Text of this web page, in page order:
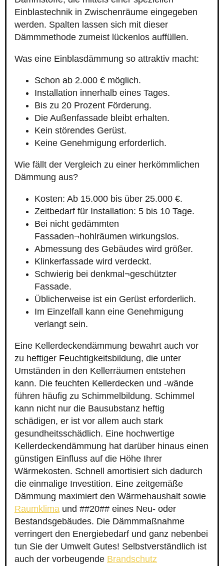
Einblastechnik in Zwischenräume eingegeben
werden. Spalten lassen sich mit dieser
Dämmmethode zumeist lückenlos auffüllen.
Was eine Einblasdämmung so attraktiv macht:
Schon ab 2.000 € möglich.
Installation innerhalb eines Tages.
Bis zu 20 Prozent Förderung.
Die Außenfassade bleibt erhalten.
Kein störendes Gerüst.
Keine Genehmigung erforderlich.
Wie fällt der Vergleich zu einer herkömmlichen
Dämmung aus?
Kosten: Ab 15.000 bis über 25.000 €.
Zeitbedarf für Installation: 5 bis 10 Tage.
Bei nicht gedämmten
Fassaden¬hohlräumen wirkungslos.
Abmessung des Gebäudes wird größer.
Klinkerfassade wird verdeckt.
Schwierig bei denkmal¬geschützter
Fassade.
Üblicherweise ist ein Gerüst erforderlich.
Im Einzelfall kann eine Genehmigung
verlangt sein.
Eine Kellerdeckendämmung bewahrt auch vor
zu heftiger Feuchtigkeitsbildung, die unter
Umständen in den Kellerräumen entstehen
kann. Die feuchten Kellerdecken und -wände
führen häufig zu Schimmelbildung. Schimmel
kann nicht nur die Bausubstanz heftig
schädigen, er ist vor allem auch stark
gesundheitsschädlich. Eine hochwertige
Kellerdeckendämmung hat darüber hinaus einen
günstigen Einfluss auf die Höhe Ihrer
Wärmekosten. Schnell amortisiert sich dadurch
die einmalige Investition. Eine zeitgemäße
Dämmung maximiert den Wärmehaushalt sowie
Raumklima und ##20## eines Neu- oder
Bestandsgebäudes. Die Dämmmaßnahme
verringert den Energiebedarf und ganz nebenbei
tun Sie der Umwelt Gutes! Selbstverständlich ist
auch der vorbeugende Brandschutz